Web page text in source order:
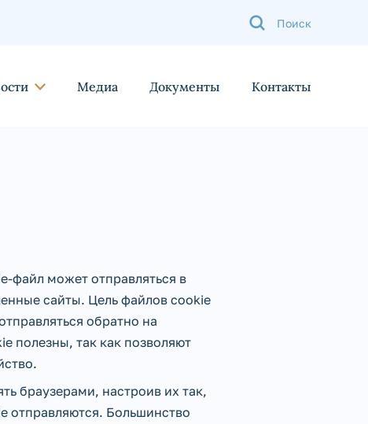
Медиа Документы Контакты
файл может отправляться в
сайты. Цель файлов cookie
обратно на
полезны, так как позволяют
браузерами, настроив их так,
отправляются. Большинство